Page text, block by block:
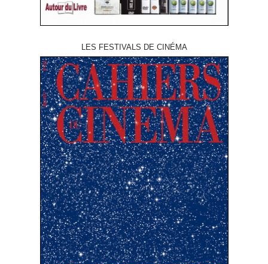
LES FESTIVALS DE CINÉMA